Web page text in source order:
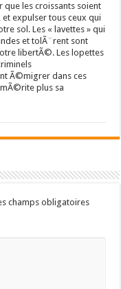
que les croissants soient
expulser tous ceux qui
sol. Les « lavettes » qui
et tolÃ¨rent sont
libertÃ©. Les lopettes
Ã©migrer dans ces
mÃ©rite plus sa
champs obligatoires